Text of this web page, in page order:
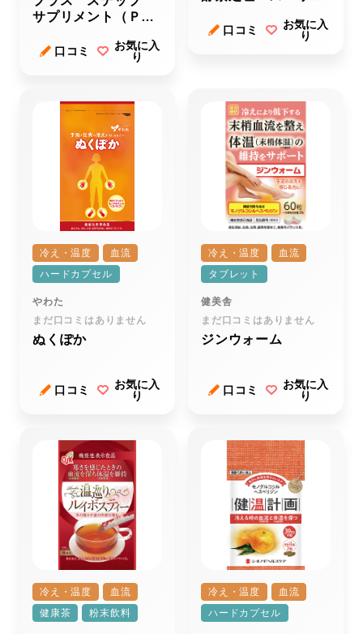
サプリメント（ＰＬ
ＵＰＰＬＥＭＥＮ
口コミ
お気に入
り
口コミ
お気に入
り
冷え・温度
血流
ハードカプセル
やわた
まだ口コミはありません
ぬくぽか
口コミ
お気に入
り
冷え・温度
血流
タブレット
健美舎
まだ口コミはありません
ジンウォーム
口コミ
お気に入
り
冷え・温度
血流
健康茶
粉末飲料
冷え・温度
血流
ハードカプセル